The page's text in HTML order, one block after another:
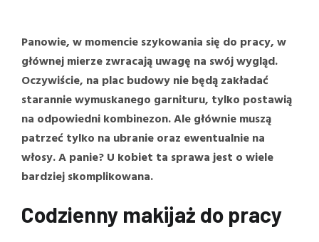
Panowie, w momencie szykowania się do pracy, w
głównej mierze zwracają uwagę na swój wygląd.
Oczywiście, na plac budowy nie będą zakładać
starannie wymuskanego garnituru, tylko postawią
na odpowiedni kombinezon. Ale głównie muszą
patrzeć tylko na ubranie oraz ewentualnie na
włosy. A panie? U kobiet ta sprawa jest o wiele
bardziej skomplikowana.
Codzienny makijaż do pracy